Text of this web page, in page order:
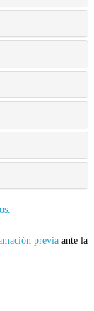
previaante la